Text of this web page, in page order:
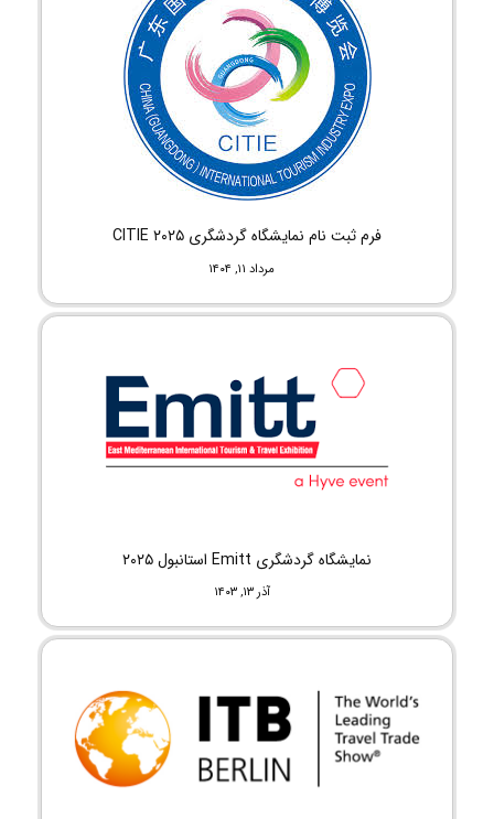
فرم ثبت نام نمایشگاه گردشگری CITIE ۲۰۲۵
مرداد ۱۱, ۱۴۰۴
نمایشگاه گردشگری Emitt استانبول ۲۰۲۵
آذر ۱۳, ۱۴۰۳